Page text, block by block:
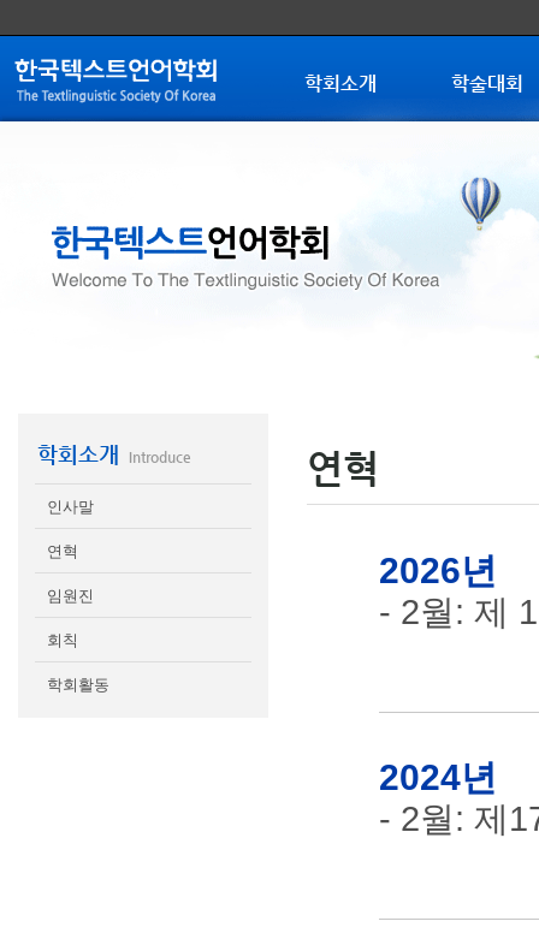
학회소개 학술대회
학회소개 Introduce
인사말
연혁
임원진
회칙
학회활동
연혁
2026년
- 2월: 제
2024년
- 2월: 제